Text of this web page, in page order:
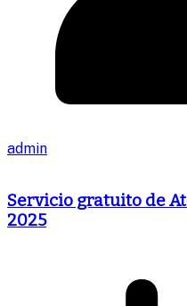
admin
Servicio gratuito de
2025